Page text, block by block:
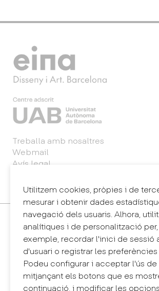
Utilitzem cookies, pròpies i de
mesurar i obtenir dades
navegació dels usuaris. Alhora,
analítiques i de personalització
exemple, recordar l'inici de sessió
d'usuari o registrar les preferències
Podeu configurar i acceptar l'ús
mitjançant els botons que es
continuació, i modificar les
Treballa amb nosaltres
Webmail
Avís legal
Sintema intern d'informació (canal
Contacte
+34 932 030 923
info@eina.cat
Eina Sentmenat
Passeig Santa Eulàlia, 25